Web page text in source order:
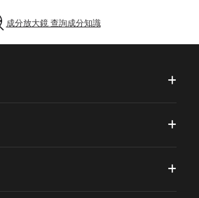
成分放大鏡 查詢成分知識